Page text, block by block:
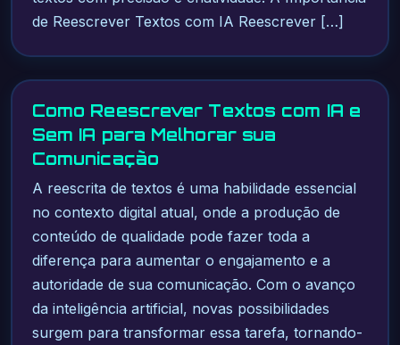
de Reescrever Textos com IA Reescrever […]
Como Reescrever Textos com IA e
Sem IA para Melhorar sua
Comunicação
A reescrita de textos é uma habilidade essencial
no contexto digital atual, onde a produção de
conteúdo de qualidade pode fazer toda a
diferença para aumentar o engajamento e a
autoridade de sua comunicação. Com o avanço
da inteligência artificial, novas possibilidades
surgem para transformar essa tarefa, tornando-